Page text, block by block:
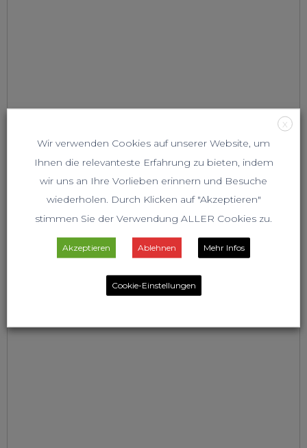
X
Wir verwenden Cookies auf unserer Website, um
Ihnen die relevanteste Erfahrung zu bieten, indem
wir uns an Ihre Vorlieben erinnern und Besuche
wiederholen. Durch Klicken auf "Akzeptieren"
stimmen Sie der Verwendung ALLER Cookies zu.
Akzeptieren Ablehnen Mehr Infos
Cookie-Einstellungen